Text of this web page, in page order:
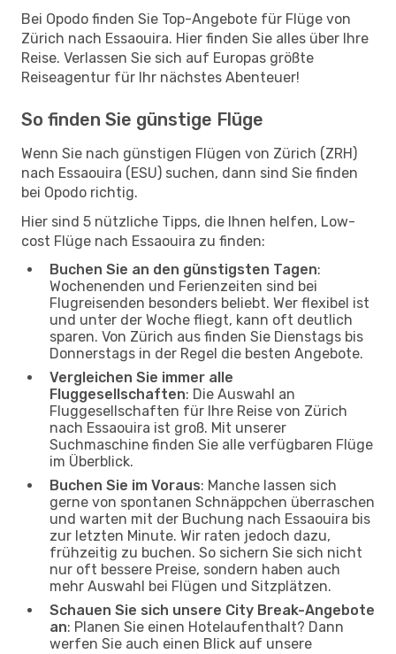
Bei Opodo finden Sie Top-Angebote für Flüge von
Zürich nach Essaouira. Hier finden Sie alles über Ihre
Reise. Verlassen Sie sich auf Europas größte
Reiseagentur für Ihr nächstes Abenteuer!
So finden Sie günstige Flüge
Wenn Sie nach günstigen Flügen von Zürich (ZRH)
nach Essaouira (ESU) suchen, dann sind Sie finden
bei Opodo richtig.
Hier sind 5 nützliche Tipps, die Ihnen helfen, Low-
cost Flüge nach Essaouira zu finden:
Buchen Sie an den günstigsten Tagen:
Wochenenden und Ferienzeiten sind bei
Flugreisenden besonders beliebt. Wer flexibel ist
und unter der Woche fliegt, kann oft deutlich
sparen. Von Zürich aus finden Sie Dienstags bis
Donnerstags in der Regel die besten Angebote.
Vergleichen Sie immer alle
Fluggesellschaften: Die Auswahl an
Fluggesellschaften für Ihre Reise von Zürich
nach Essaouira ist groß. Mit unserer
Suchmaschine finden Sie alle verfügbaren Flüge
im Überblick.
Buchen Sie im Voraus: Manche lassen sich
gerne von spontanen Schnäppchen überraschen
und warten mit der Buchung nach Essaouira bis
zur letzten Minute. Wir raten jedoch dazu,
frühzeitig zu buchen. So sichern Sie sich nicht
nur oft bessere Preise, sondern haben auch
mehr Auswahl bei Flügen und Sitzplätzen.
Schauen Sie sich unsere City Break-Angebote
an: Planen Sie einen Hotelaufenthalt? Dann
werfen Sie auch einen Blick auf unsere